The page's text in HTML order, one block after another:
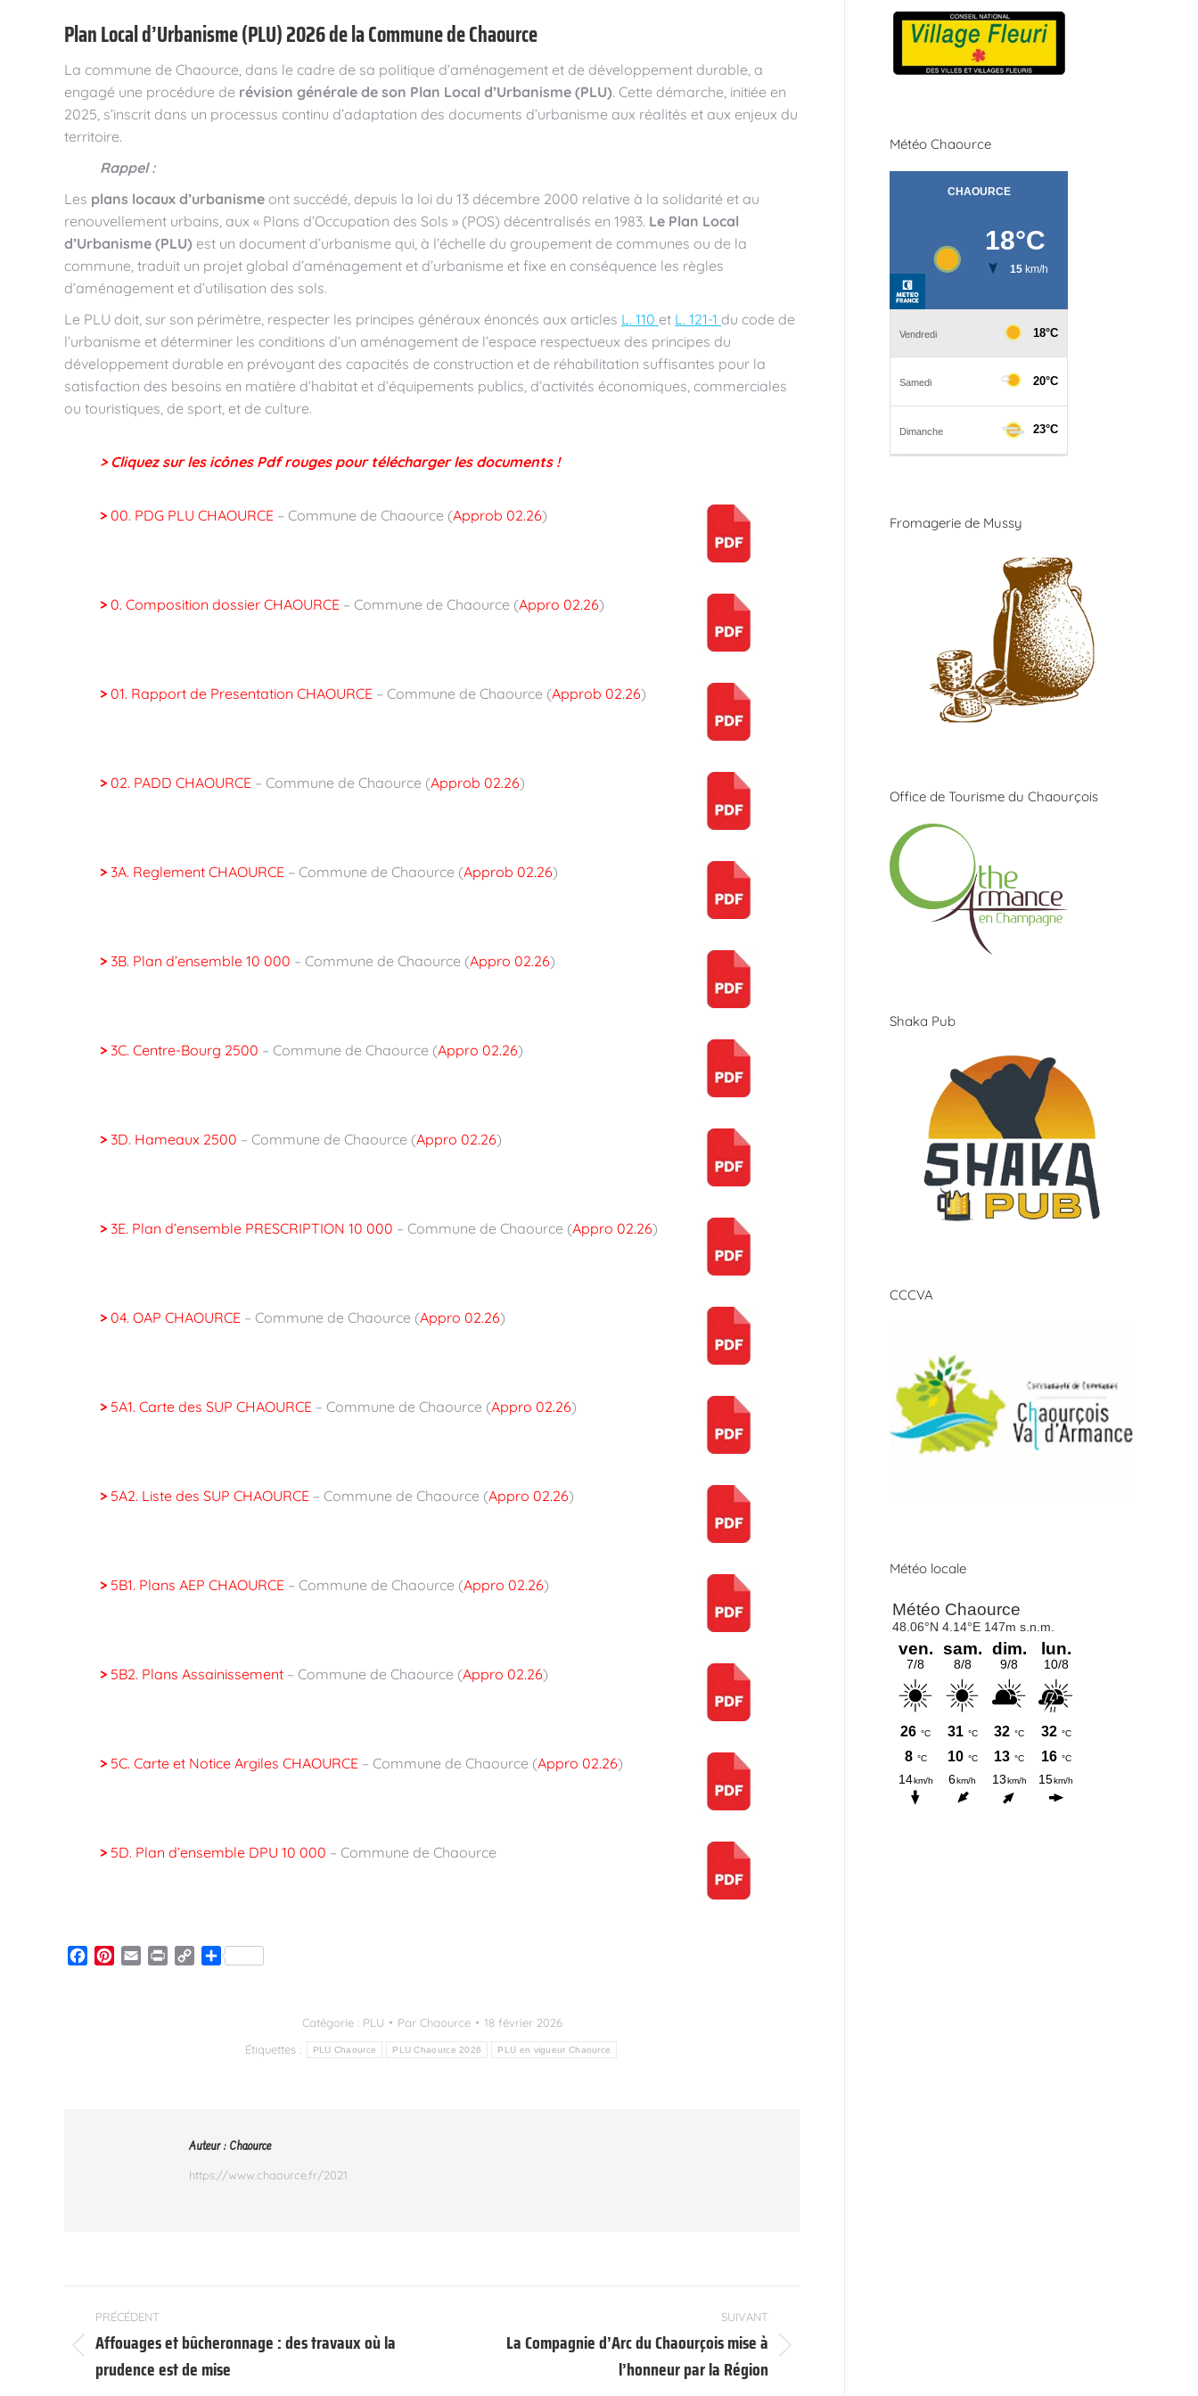
Plan Local d’Urbanisme (PLU) 2026 de la Commune de Chaource
La commune de Chaource, dans le cadre de sa politique d’aménagement et de développement durable, a
engagé une procédure de révision générale de son Plan Local d’Urbanisme (PLU). Cette démarche, initiée en
2025, s’inscrit dans un processus continu d’adaptation des documents d’urbanisme aux réalités et aux enjeux du
territoire.
Rappel :
Les plans locaux d’urbanisme ont succédé, depuis la loi du 13 décembre 2000 relative à la solidarité et au
renouvellement urbains, aux « Plans d’Occupation des Sols » (POS) décentralisés en 1983. Le Plan Local
d’Urbanisme (PLU) est un document d’urbanisme qui, à l’échelle du groupement de communes ou de la
commune, traduit un projet global d’aménagement et d’urbanisme et fixe en conséquence les règles
d’aménagement et d’utilisation des sols.
Le PLU doit, sur son périmètre, respecter les principes généraux énoncés aux articles L. 110 et L. 121-1 du code de
l’urbanisme et déterminer les conditions d’un aménagement de l’espace respectueux des principes du
développement durable en prévoyant des capacités de construction et de réhabilitation suffisantes pour la
satisfaction des besoins en matière d’habitat et d’équipements publics, d’activités économiques, commerciales
ou touristiques, de sport, et de culture.
> Cliquez sur les icônes Pdf rouges pour télécharger les documents !
> 00. PDG PLU CHAOURCE – Commune de Chaource (Approb 02.26)
> 0. Composition dossier CHAOURCE – Commune de Chaource (Appro 02.26)
> 01. Rapport de Presentation CHAOURCE – Commune de Chaource (Approb 02.26)
> 02. PADD CHAOURCE – Commune de Chaource (Approb 02.26)
> 3A. Reglement CHAOURCE – Commune de Chaource (Approb 02.26)
> 3B. Plan d’ensemble 10 000 – Commune de Chaource (Appro 02.26)
> 3C. Centre-Bourg 2500 – Commune de Chaource (Appro 02.26)
> 3D. Hameaux 2500 – Commune de Chaource (Appro 02.26)
> 3E. Plan d’ensemble PRESCRIPTION 10 000 – Commune de Chaource (Appro 02.26)
> 04. OAP CHAOURCE – Commune de Chaource (Appro 02.26)
> 5A1. Carte des SUP CHAOURCE – Commune de Chaource (Appro 02.26)
> 5A2. Liste des SUP CHAOURCE – Commune de Chaource (Appro 02.26)
> 5B1. Plans AEP CHAOURCE – Commune de Chaource (Appro 02.26)
> 5B2. Plans Assainissement – Commune de Chaource (Appro 02.26)
> 5C. Carte et Notice Argiles CHAOURCE – Commune de Chaource (Appro 02.26)
> 5D. Plan d’ensemble DPU 10 000 – Commune de Chaource
Facebook
Pinterest
Email Print
CopyPartager
Catégorie : PLU Par Chaource
18 février 2026
Étiquettes :
PLU Chaource PLU Chaource 2026 PLU en vigueur Chaource
Auteur : Chaource
https://www.chaource.fr/2021
Navigation
article
PRÉCÉDENT
Article
précédent
Affouages et bûcheronnage : des travaux où la
prudence est de mise
SUIVANT
La Compagnie d’Arc du Chaourçois mise à
l’honneur par la Région
Météo Chaource
Fromagerie de Mussy
Office de Tourisme du Chaourçois
Shaka Pub
CCCVA
Météo locale